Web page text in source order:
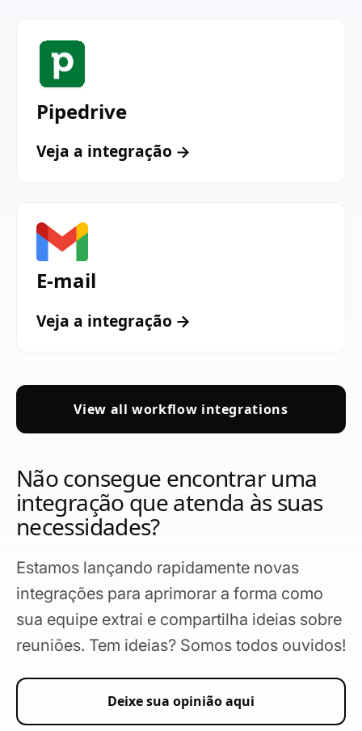
Pipedrive
Veja a integração
E-mail
Veja a integração
View all workflow integrations
Não consegue encontrar uma
integração que atenda às suas
necessidades?
Estamos lançando rapidamente novas
integrações para aprimorar a forma como
sua equipe extrai e compartilha ideias sobre
reuniões. Tem ideias? Somos todos ouvidos!
Deixe sua opinião aqui